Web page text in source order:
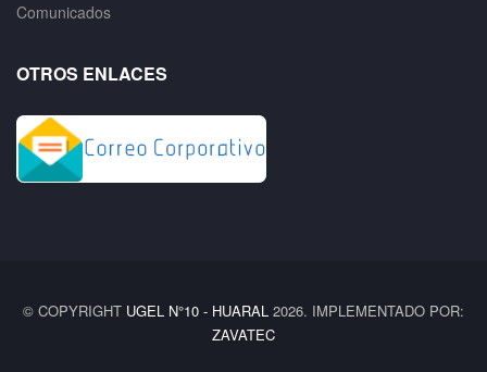
Comunicados
OTROS ENLACES
© COPYRIGHT UGEL N°10 - HUARAL 2026. IMPLEMENTADO POR:
ZAVATEC